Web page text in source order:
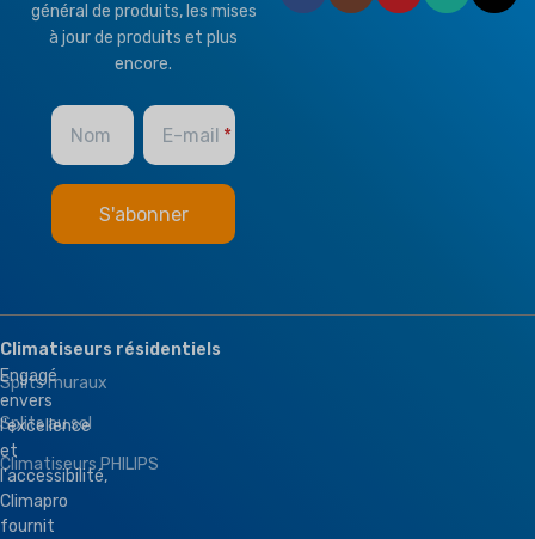
MARQUE Climapro
OPTIONAL FUNCTION
BMS Module,Remote Control
Climapro
général de produits, les mises
à jour de produits et plus
encore.
Nom E-mail
Engagé
envers
l'excellence
et
l'accessibilité,
Climapro
fournit
Climatiseurs résidentiels
Splits muraux
Splits au sol
Climatiseurs PHILIPS